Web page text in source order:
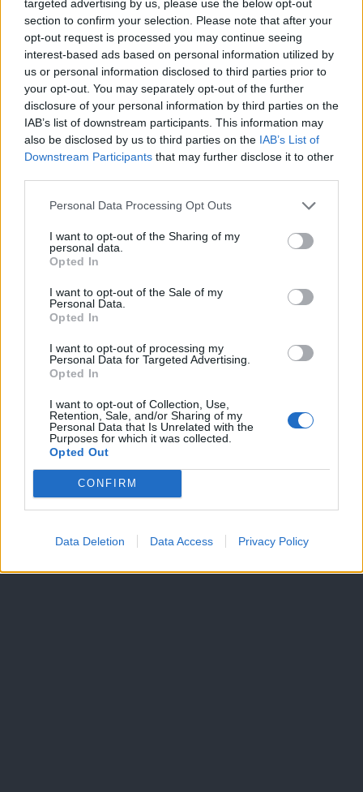
targeted advertising by us, please use the below opt-out
section to confirm your selection. Please note that after your
opt-out request is processed you may continue seeing
interest-based ads based on personal information utilized by
us or personal information disclosed to third parties prior to
your opt-out. You may separately opt-out of the further
disclosure of your personal information by third parties on the
IAB’s list of downstream participants. This information may
also be disclosed by us to third parties on the IAB’s List of
Downstream Participants that may further disclose it to other
Personal Data Processing Opt Outs
I want to opt-out of the Sharing of my
personal data.
Opted In
I want to opt-out of the Sale of my
Personal Data.
Opted In
I want to opt-out of processing my
Personal Data for Targeted Advertising.
Opted In
I want to opt-out of Collection, Use,
Retention, Sale, and/or Sharing of my
Personal Data that Is Unrelated with the
Purposes for which it was collected.
Opted Out
CONFIRM
Data Deletion Data Access Privacy Policy
Moji Mediji d.o.o.
sobotainfo.com•mariborinfo.com• ptujinfo.com• pomurec.com
dolenjskainfo.com •ljubljanainfo.com•gorenjskainfo.com•
Vse pravice pridržane © 2026
Tematike
Lokalno
Politika
Kronika
Zdravje
Šport
Scena
Zadnje novice
Dogodki
Igre
Mali oglasi
Kdo smo
Oglaševanje
Prijavi se na cajtng